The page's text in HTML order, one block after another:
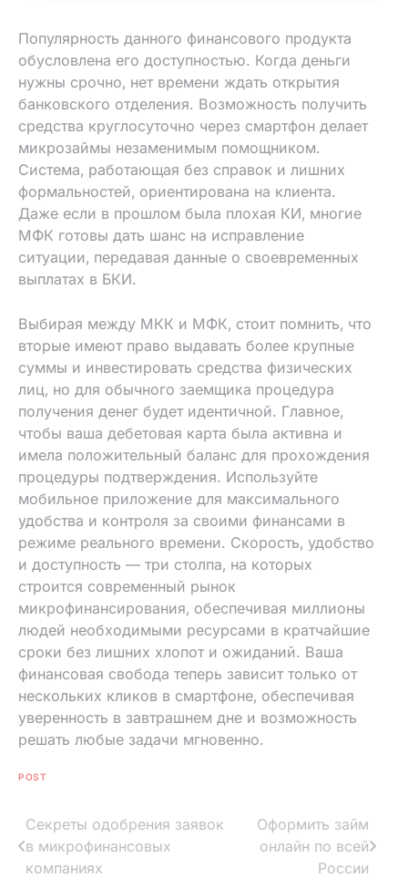
Популярность данного финансового продукта
обусловлена его доступностью. Когда деньги
нужны срочно‚ нет времени ждать открытия
банковского отделения. Возможность получить
средства круглосуточно через смартфон делает
микрозаймы незаменимым помощником.
Система‚ работающая без справок и лишних
формальностей‚ ориентирована на клиента.
Даже если в прошлом была плохая КИ‚ многие
МФК готовы дать шанс на исправление
ситуации‚ передавая данные о своевременных
выплатах в БКИ.
Выбирая между МКК и МФК‚ стоит помнить‚ что
вторые имеют право выдавать более крупные
суммы и инвестировать средства физических
лиц‚ но для обычного заемщика процедура
получения денег будет идентичной. Главное‚
чтобы ваша дебетовая карта была активна и
имела положительный баланс для прохождения
процедуры подтверждения. Используйте
мобильное приложение для максимального
удобства и контроля за своими финансами в
режиме реального времени. Скорость‚ удобство
и доступность — три столпа‚ на которых
строится современный рынок
микрофинансирования‚ обеспечивая миллионы
людей необходимыми ресурсами в кратчайшие
сроки без лишних хлопот и ожиданий. Ваша
финансовая свобода теперь зависит только от
нескольких кликов в смартфоне‚ обеспечивая
уверенность в завтрашнем дне и возможность
решать любые задачи мгновенно.
POST
Навигация
по
Секреты одобрения заявок
в микрофинансовых
компаниях
Оформить займ
онлайн по всей
России